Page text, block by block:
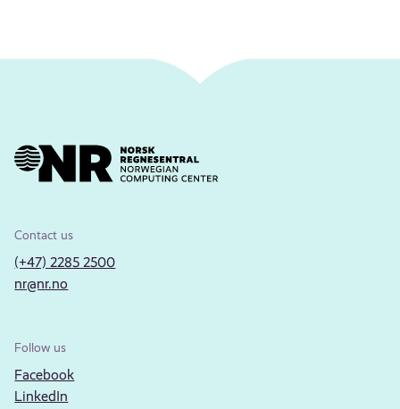
Contact us
(+47) 2285 2500
nr@nr.no
Follow us
Facebook
LinkedIn